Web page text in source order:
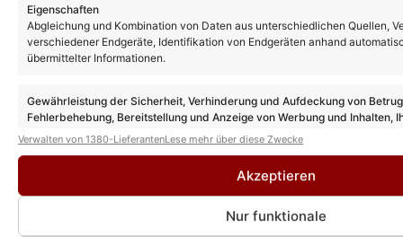
Eigenschaften
Abgleichung und Kombination von Daten aus unterschiedlichen Quellen,
verschiedener Endgeräte, Identifikation von Endgeräten anhand
übermittelter Informationen.
Gewährleistung der Sicherheit, Verhinderung und Aufdeckung von
Fehlerbehebung, Bereitstellung und Anzeige von Werbung und Inhalten,
Entscheidungen zum Datenschutz speichern und übermitteln.
Verwalten von 1380-LieferantenLese mehr über diese Zwecke
Akzeptieren
Nur funktionale
erwartet euch bei der „Sommer-Party“ auf
dem Fernsehgarten-Gelände!
Ablaufplan am 08.08.26 – wer tritt wann
auf?